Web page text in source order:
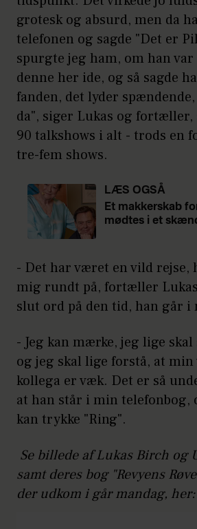
grotesk og absurd, men da
telefonen og sagde "Det er
spurgte jeg ham, om han var
denne her ide, og så sagde
fanden, det lyder
da", siger Lukas og
90 talkshows i alt - trods en
tre-fem shows.
LÆS OGSÅ
Et makkerskab
mødtes i et
- Det har været en vild rejse,
mig rundt på, fortæller
slut ord på den tid, han går i
- Jeg kan mærke, jeg lige
og jeg skal lige forstå, at min
kollega er væk. Det er så
at han står i min telefonbog,
kan trykke "Ring".
Se billede af Lukas Birch og
samt deres bog "Revyens
der udkom i går mandag, her: